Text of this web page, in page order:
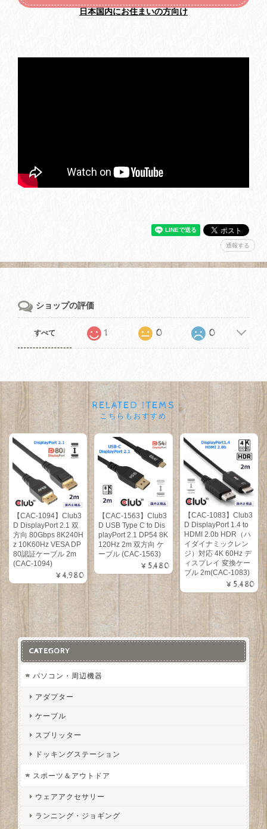
日本国内にお住まいの方向け
通報する
ショップの評価
すべて 1 0 0
RELATED ITEMS
こちらもおすすめ
【CAC-1094】Club3
D DisplayPort 2.1 双
方向 80Gbps 8K240H
z 10K60Hz VESA DP
80認証ケーブル 2m
(CAC-1094)
¥4,980
【CAC-1563】Club3
D USB Type C to Dis
playPort 2.1 DP54 8K
120Hz 2m 双方向 ケ
ーブル (CAC-1563)
¥5,480
【CAC-1083】Club3
D DisplayPort 1.4 to
HDMI 2.0b HDR（ハ
イダイナミックレン
ジ）対応 4K 60Hz デ
ィスプレイ 変換ケー
ブル 2m(CAC-1083)
¥5,480
CATEGORY
パソコン・周辺機器
アダプター
ケーブル
スプリッター
ドッキングステーション
スポーツ＆アウトドア
ウェアアクセサリー
ランニング・ジョギング